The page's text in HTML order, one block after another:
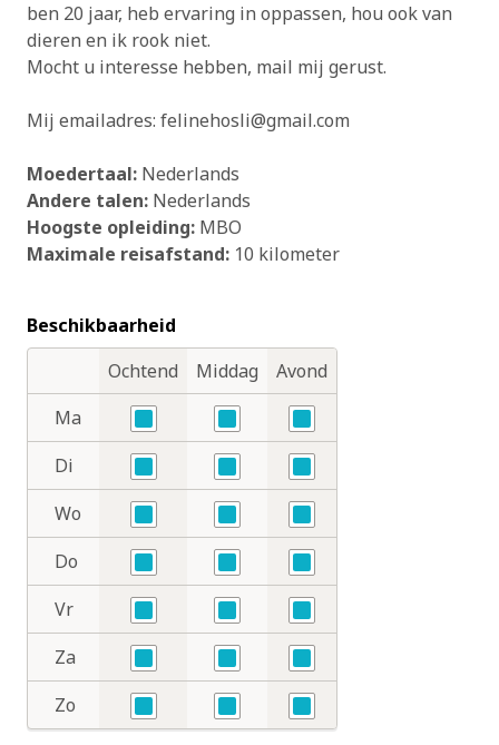
ben 20 jaar, heb ervaring in oppassen, hou ook van
dieren en ik rook niet.
Mocht u interesse hebben, mail mij gerust.
Mij emailadres: felinehosli@gmail.com
Moedertaal: Nederlands
Andere talen: Nederlands
Hoogste opleiding: MBO
Maximale reisafstand: 10 kilometer
Beschikbaarheid
Dagdelen
DagenOchtend Middag
Avond
Ma
Ja
Ja
Ja
Di
Ja
Ja
Ja
Wo
Ja
Ja
Ja
Do
Ja
Ja
Ja
Vr
Ja
Ja
Ja
Za
Ja
Ja
Ja
Zo
Ja
Ja
Ja